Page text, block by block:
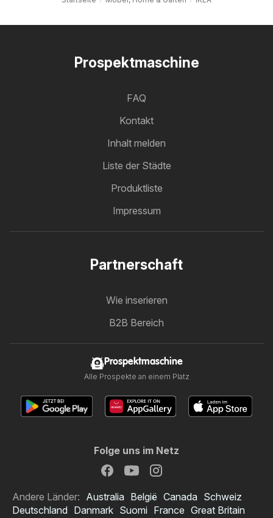
Prospektmaschine
FAQ
Kontakt
Inhalt melden
Liste der Städte
Produktliste
Impressum
Partnerschaft
Wie inserieren
B2B Bereich
Prospektmaschine
Alle Prospekte an einem Platz
Folge uns im Netz
Andere Länder: Australia België Canada Schweiz
Deutschland Danmark Suomi France Great Britain